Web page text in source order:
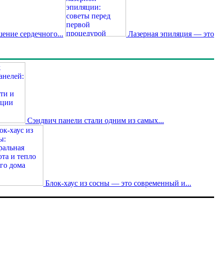
сердечного... Лазерная эпиляция — это
Сэндвич панели стали одним из самых...
Блок-хаус из сосны — это современный и...